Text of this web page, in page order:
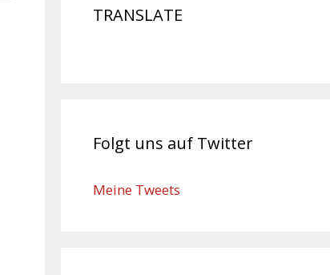
TRANSLATE
Folgt uns auf Twitter
Meine Tweets